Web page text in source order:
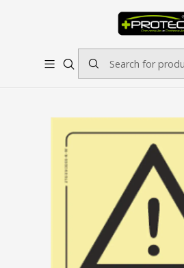
SOLICITE ORÇAMENTO PARA
OUTRAS DIMENSÕES SOB CONSULTA
Home Sinalética
Sinal de Advertência,